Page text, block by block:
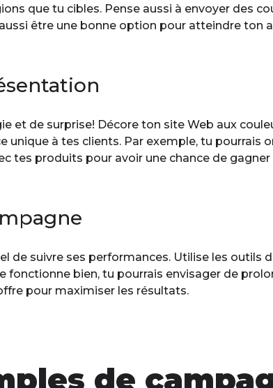
que tu cibles. Pense aussi à envoyer des
être une bonne option pour atteindre ton
et de surprise! Décore ton site Web aux
unique à tes clients. Par exemple, tu
tes produits pour avoir une chance de
de suivre ses performances. Utilise les outils
fonctionne bien, tu pourrais envisager de
pour maximiser les résultats.
de